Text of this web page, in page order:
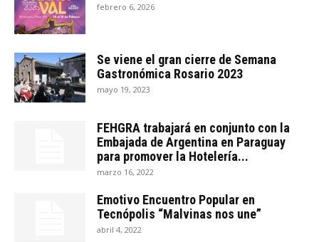
febrero 6, 2026
Se viene el gran cierre de Semana
Gastronómica Rosario 2023
mayo 19, 2023
FEHGRA trabajará en conjunto con la
Embajada de Argentina en Paraguay
para promover la Hotelería...
marzo 16, 2022
Emotivo Encuentro Popular en
Tecnópolis “Malvinas nos une”
abril 4, 2022